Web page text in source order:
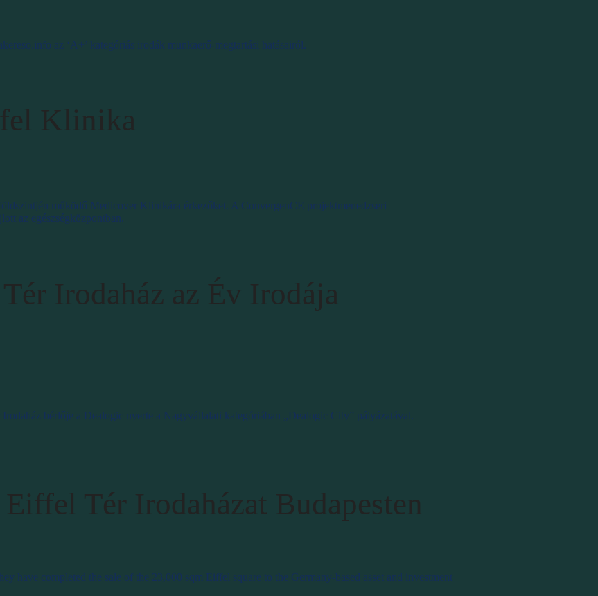
az ‘A+’ kategóriás irodák munkaerő-megtartási hatásairól.
működő Medicover Klinikára érkezőket. A ConvergenCE projektmenedzseri
az egészségközpontban.
bérlője a Dealogic nyerte a Nagyvállalati kategóriában „Dealogic City” pályázatával.
have completed the sale of the 23,000 sqm Eiffel square to the Germany-based asset and investment